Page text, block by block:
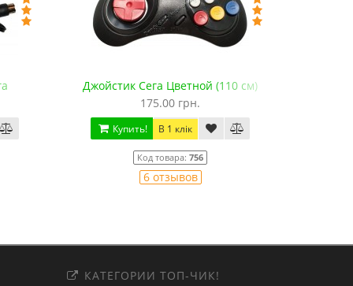
Джойстик Сега Цветной (110 см)
175.00 грн.
Купить! В 1 клік
Код товара: 756
6 отзывов
КАТЕГОРИИ ТОП-ЧИК!